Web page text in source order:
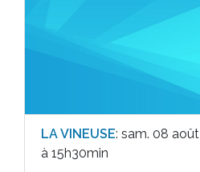
LA VINEUSE: sam. 08 août
à 15h30min